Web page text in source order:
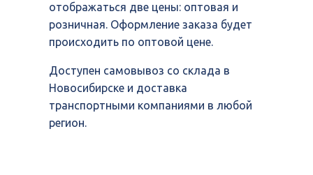
отображаться две цены: оптовая и
розничная. Оформление заказа будет
происходить по оптовой цене.
Доступен самовывоз со склада в
Новосибирске и доставка
транспортными компаниями в любой
регион.